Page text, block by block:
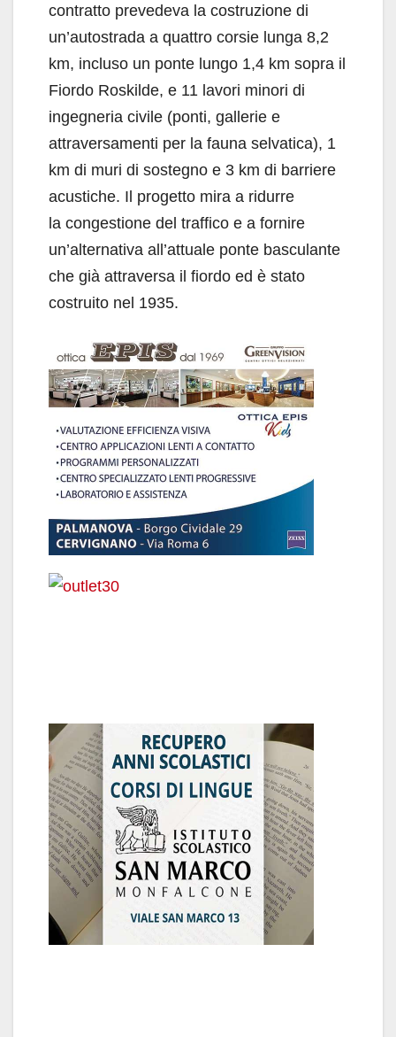
contratto prevedeva la costruzione di
un’autostrada a quattro corsie lunga 8,2
km, incluso un ponte lungo 1,4 km sopra il
Fiordo Roskilde, e 11 lavori minori di
ingegneria civile (ponti, gallerie e
attraversamenti per la fauna selvatica), 1
km di muri di sostegno e 3 km di barriere
acustiche. Il progetto mira a ridurre
la congestione del traffico e a fornire
un’alternativa all’attuale ponte basculante
che già attraversa il fiordo ed è stato
costruito nel 1935.